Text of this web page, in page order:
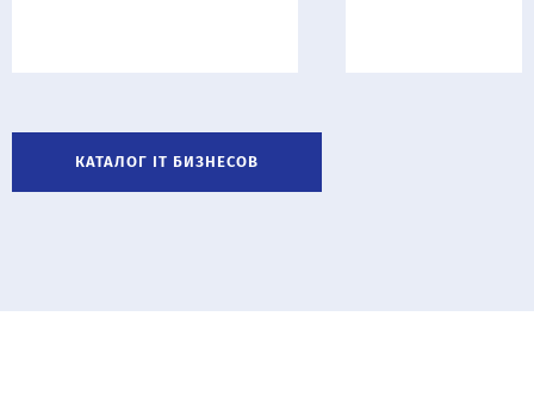
КАТАЛОГ IT БИЗНЕСОВ